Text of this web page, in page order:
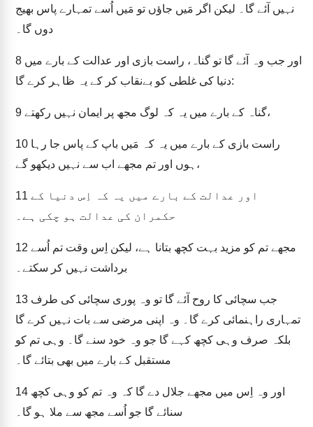
نہیں آئے گا۔ لیکن اگر مَیں جاؤں تو مَیں اُسے تمہارے پاس بھیج
دوں گا۔
8
دنیا کی غلطی کو بےنقاب کر کے یہ ظاہر کرے گا:
9 گناہ کے بارے میں یہ کہ لوگ مجھ پر ایمان نہیں رکھتے،
10
ہوں اور تم مجھے اب سے نہیں دیکھو گے،
11
حکمران کی عدالت ہو چکی ہے۔
12
برداشت نہیں کر سکتے۔
13
تمہاری راہنمائی کرے گا۔ وہ اپنی مرضی سے بات نہیں کرے گا
بلکہ صرف وہی کچھ کہے گا جو وہ خود سنے گا۔ وہی تم کو
مستقبل کے بارے میں بھی بتائے گا۔
14
سنائے گا جو اُسے مجھ سے ملا ہو گا۔